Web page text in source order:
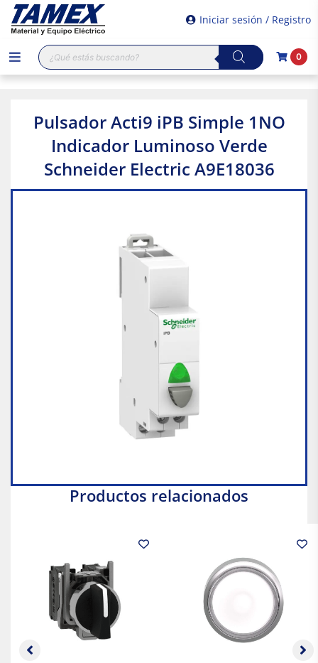
Iniciar sesión / Registro
Búsqueda
de
productos
0
Pulsador Acti9 iPB Simple 1NO
Indicador Luminoso Verde
Schneider Electric A9E18036
Productos relacionados